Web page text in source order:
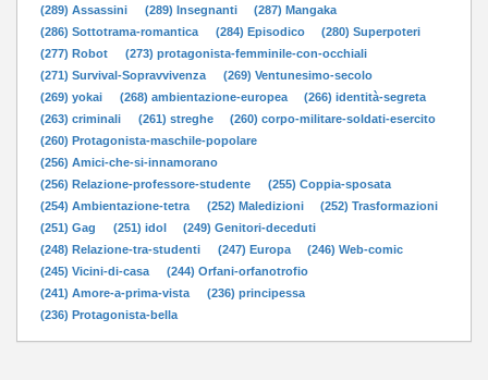
(289) Assassini
(289) Insegnanti
(287) Mangaka
(286) Sottotrama-romantica
(284) Episodico
(280) Superpoteri
(277) Robot
(273) protagonista-femminile-con-occhiali
(271) Survival-Sopravvivenza
(269) Ventunesimo-secolo
(269) yokai
(268) ambientazione-europea
(266) identità-segreta
(263) criminali
(261) streghe
(260) corpo-militare-soldati-esercito
(260) Protagonista-maschile-popolare
(256) Amici-che-si-innamorano
(256) Relazione-professore-studente
(255) Coppia-sposata
(254) Ambientazione-tetra
(252) Maledizioni
(252) Trasformazioni
(251) Gag
(251) idol
(249) Genitori-deceduti
(248) Relazione-tra-studenti
(247) Europa
(246) Web-comic
(245) Vicini-di-casa
(244) Orfani-orfanotrofio
(241) Amore-a-prima-vista
(236) principessa
(236) Protagonista-bella